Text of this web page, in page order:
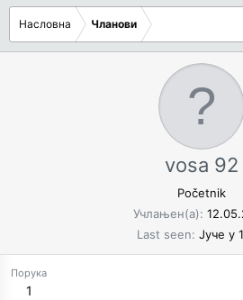
Насловна Чланови
vosa 92
Početnik
Учлањен(а)
Last seen Јуче у
Порука
1